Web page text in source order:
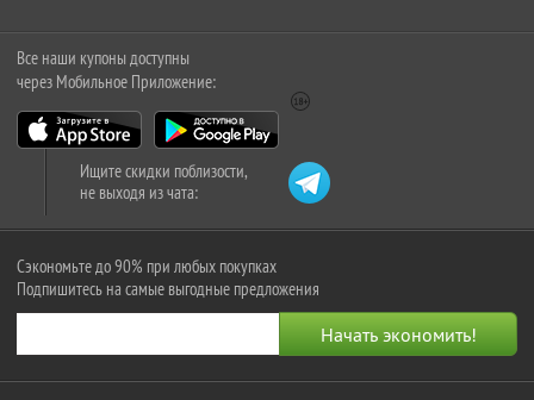
Все наши купоны доступны
через Мобильное Приложение:
Ищите скидки поблизости,
не выходя из чата:
Сэкономьте до 90% при любых покупках
Подпишитесь на самые выгодные предложения